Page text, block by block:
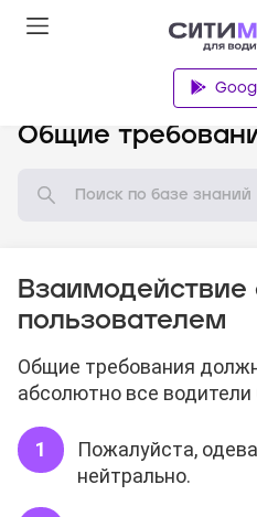
Общие
Взаимодействие
пользователем
Общие требования
абсолютно все
Пожалуйста,
нейтрально.